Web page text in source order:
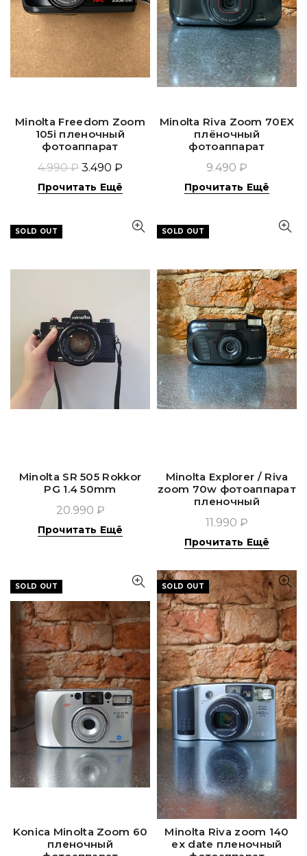
Minolta Freedom Zoom
105i пленочный
фотоаппарат
4.990 ₽ 3.490 ₽
Прочитать Ещё
Minolta Riva Zoom 70EX
плёночный
фотоаппарат
9.490 ₽
Прочитать Ещё
SOLD OUT
Minolta SR 505 Rokkor
PG 1.4 50mm
20.990 ₽
Прочитать Ещё
SOLD OUT
Minolta Explorer / Riva
zoom 70w фотоаппарат
пленочный
11.990 ₽
Прочитать Ещё
SOLD OUT
Konica Minolta Zoom 60
пленочный
SOLD OUT
Minolta Riva zoom 140
ex date пленочный